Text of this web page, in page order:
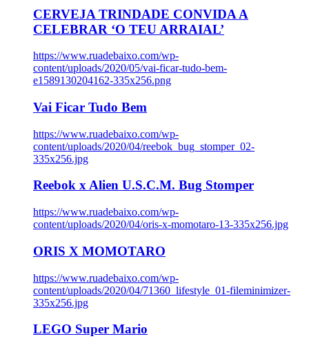
CERVEJA TRINDADE CONVIDA A
CELEBRAR ‘O TEU ARRAIAL’
https://www.ruadebaixo.com/wp-
content/uploads/2020/05/vai-ficar-tudo-bem-
e1589130204162-335x256.png
Vai Ficar Tudo Bem
https://www.ruadebaixo.com/wp-
content/uploads/2020/04/reebok_bug_stomper_02-
335x256.jpg
Reebok x Alien U.S.C.M. Bug Stomper
https://www.ruadebaixo.com/wp-
content/uploads/2020/04/oris-x-momotaro-13-335x256.jpg
ORIS X MOMOTARO
https://www.ruadebaixo.com/wp-
content/uploads/2020/04/71360_lifestyle_01-fileminimizer-
335x256.jpg
LEGO Super Mario